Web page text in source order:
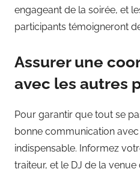
engageant de la soirée, et
participants témoigneront
Assurer une
avec les autres
Pour garantir que tout se
bonne communication
indispensable. Informez
traiteur, et le DJ de la